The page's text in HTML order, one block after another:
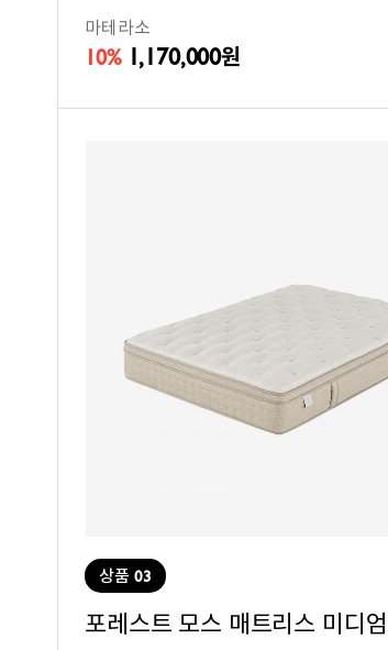
마테라소
10% 1,170,000원
상품 03
포레스트 모스 매트리스 미디